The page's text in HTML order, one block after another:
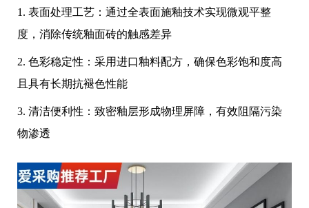
1. 表面处理工艺：通过全表面施釉技术实现微观平整
度，消除传统釉面砖的触感差异
2. 色彩稳定性：采用进口釉料配方，确保色彩饱和度高
且具有长期抗褪色性能
3. 清洁便利性：致密釉层形成物理屏障，有效阻隔污染
物渗透